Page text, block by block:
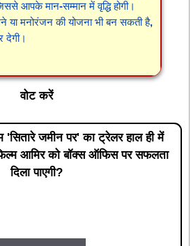
आपके मान-सम्मान में वृद्धि होगी।
या मनोरंजन की योजना भी बन सकती है,
देगी।
वोट करें
जमीन पर' का ट्रेलर हाल ही में
आमिर को बॉक्स ऑफिस पर सफलता
दिला पाएगी?